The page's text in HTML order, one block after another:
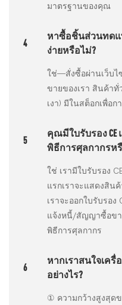
มาตรฐานของคุณ
4
หาซื้อชิ้นส่วนทดแ
ง่ายหรือไม่?
ใช่—สั่งซื้อผ่านเว็บไ
ขายของเรา สินค้าทั่
เงา) มีในสต็อกเพื่อก
5
คุณมีใบรับรอง CE
พิธีการศุลกากรห
ใช่ เรามีใบรับรอง
แรกเราจะแสดงสิน
เราจะออกใบรับรอ
แจ้งหนี้/สัญญาซื้อขา
พิธีการศุลกากร
6
หากเราสนใจเครื่
อย่างไร?
① ความกว้างสูงสุ